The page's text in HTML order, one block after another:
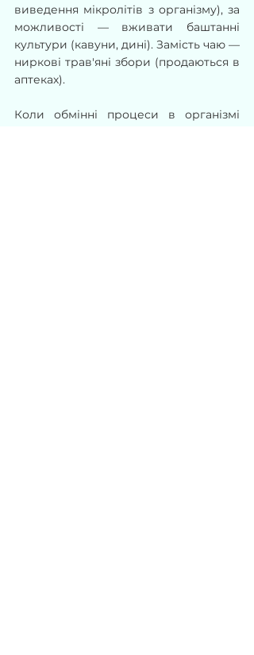
виведення мікролітів з організму), за
можливості — вживати баштанні
культури (кавуни, дині). Замість чаю —
ниркові трав'яні збори (продаються в
аптеках).
Коли обмінні процеси в організмі